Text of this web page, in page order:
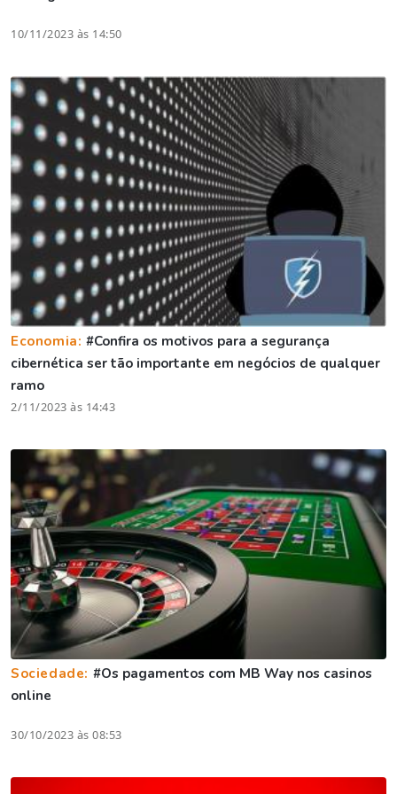
10/11/2023 às 14:50
Economia:#Confira os motivos para a segurança
cibernética ser tão importante em negócios de qualquer
ramo
2/11/2023 às 14:43
Sociedade: #Os pagamentos com MB Way nos casinos
online
30/10/2023 às 08:53